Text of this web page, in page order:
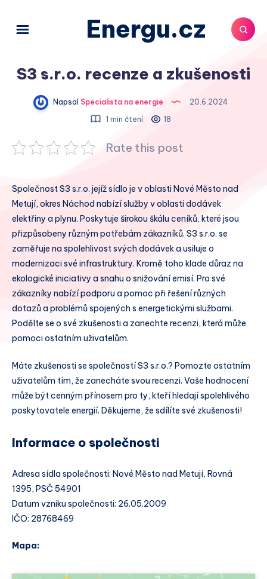
Energu.cz
S3 s.r.o. recenze a zkušenosti
Napsal Specialista na energie
20.6.2024
1 min čtení
18
Rate this post
Společnost S3 s.r.o. jejíž sídlo je v oblasti Nové Město nad
Metují, okres Náchod nabízí služby v oblasti dodávek
elektřiny a plynu. Poskytuje širokou škálu ceníků, které jsou
přizpůsobeny různým potřebám zákazníků. S3 s.r.o. se
zaměřuje na spolehlivost svých dodávek a usiluje o
modernizaci své infrastruktury. Kromě toho klade důraz na
ekologické iniciativy a snahu o snižování emisí. Pro své
zákazníky nabízí podporu a pomoc při řešení různých
dotazů a problémů spojených s energetickými službami.
Podělte se o své zkušenosti a zanechte recenzi, která může
pomoci ostatním uživatelům.
Máte zkušenosti se společností S3 s.r.o.? Pomozte ostatním
uživatelům tím, že zanecháte svou recenzi. Vaše hodnocení
může být cenným přínosem pro ty, kteří hledají spolehlivého
poskytovatele energií. Děkujeme, že sdílíte své zkušenosti!
Informace o společnosti
Adresa sídla společnosti: Nové Město nad Metují, Rovná
1395, PSČ 54901
Datum vzniku společnosti: 26.05.2009
IČO: 28768469
Mapa: